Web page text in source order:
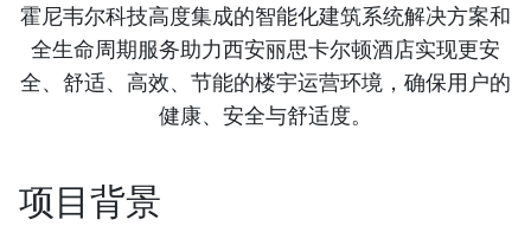
霍尼韦尔科技高度集成的智能化建筑系统解决方案和
全生命周期服务助力西安丽思卡尔顿酒店实现更安
全、舒适、高效、节能的楼宇运营环境，确保用户的
健康、安全与舒适度。
项目背景